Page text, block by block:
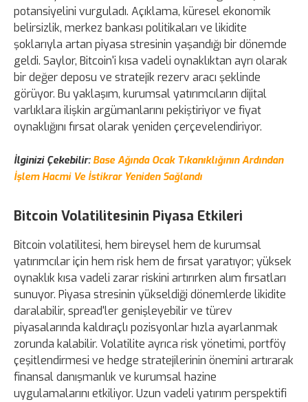
potansiyelini vurguladı. Açıklama, küresel ekonomik
belirsizlik, merkez bankası politikaları ve likidite
şoklarıyla artan piyasa stresinin yaşandığı bir dönemde
geldi. Saylor, Bitcoin'i kısa vadeli oynaklıktan ayrı olarak
bir değer deposu ve stratejik rezerv aracı şeklinde
görüyor. Bu yaklaşım, kurumsal yatırımcıların dijital
varlıklara ilişkin argümanlarını pekiştiriyor ve fiyat
oynaklığını fırsat olarak yeniden çerçevelendiriyor.
İlginizi Çekebilir: Base Ağında Ocak Tıkanıklığının Ardından
İşlem Hacmi Ve İstikrar Yeniden Sağlandı
Bitcoin Volatilitesinin Piyasa Etkileri
Bitcoin volatilitesi, hem bireysel hem de kurumsal
yatırımcılar için hem risk hem de fırsat yaratıyor; yüksek
oynaklık kısa vadeli zarar riskini artırırken alım fırsatları
sunuyor. Piyasa stresinin yükseldiği dönemlerde likidite
daralabilir, spread'ler genişleyebilir ve türev
piyasalarında kaldıraçlı pozisyonlar hızla ayarlanmak
zorunda kalabilir. Volatilite ayrıca risk yönetimi, portföy
çeşitlendirmesi ve hedge stratejilerinin önemini artırarak
finansal danışmanlık ve kurumsal hazine
uygulamalarını etkiliyor. Uzun vadeli yatırım perspektifi